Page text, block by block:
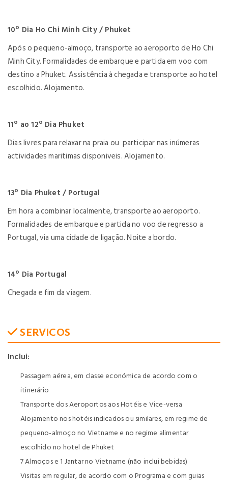
10º Dia Ho Chi Minh City / Phuket
Após o pequeno-almoço, transporte ao aeroporto de Ho Chi
Minh City. Formalidades de embarque e partida em voo com
destino a Phuket. Assistência à chegada e transporte ao hotel
escolhido. Alojamento.
11º ao 12º Dia Phuket
Dias livres para relaxar na praia ou participar nas inúmeras
actividades maritimas disponiveis. Alojamento.
13º Dia Phuket / Portugal
Em hora a combinar localmente, transporte ao aeroporto.
Formalidades de embarque e partida no voo de regresso a
Portugal, via uma cidade de ligação. Noite a bordo.
14º Dia Portugal
Chegada e fim da viagem.
SERVICOS
Inclui:
Passagem aérea, em classe económica de acordo com o
itinerário
Transporte dos Aeroportos aos Hotéis e Vice-versa
Alojamento nos hotéis indicados ou similares, em regime de
pequeno-almoço no Vietname e no regime alimentar
escolhido no hotel de Phuket
7 Almoços e 1 Jantar no Vietname (não inclui bebidas)
Visitas em regular, de acordo com o Programa e com guias